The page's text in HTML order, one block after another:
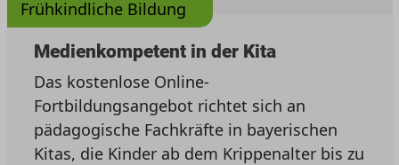
Frühkindliche Bildung
Medienkompetent in der Kita
Das kostenlose Online-
Fortbildungsangebot richtet sich an
pädagogische Fachkräfte in bayerischen
Kitas, die Kinder ab dem Krippenalter bis zu